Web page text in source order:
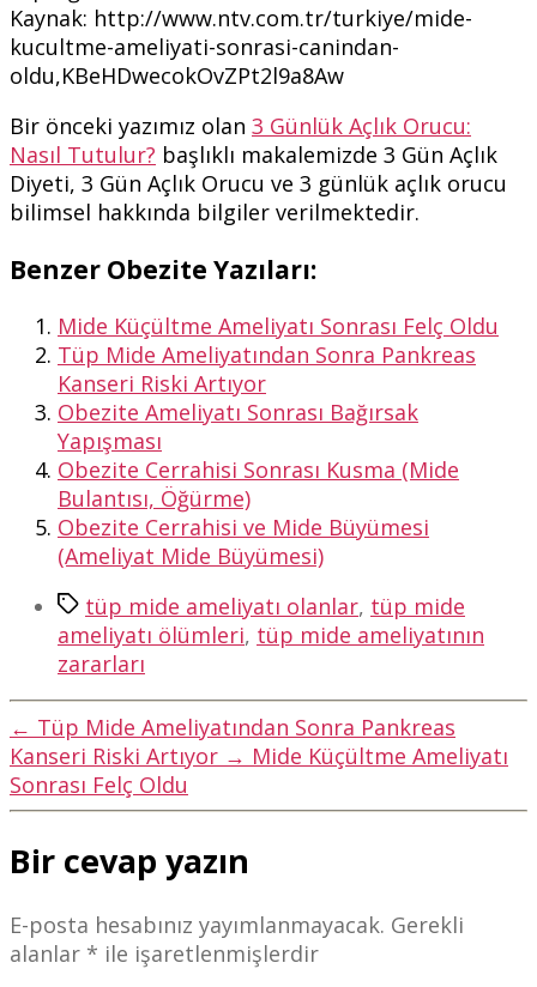
Kaynak: http://www.ntv.com.tr/turkiye/mide-
kucultme-ameliyati-sonrasi-canindan-
oldu,KBeHDwecokOvZPt2l9a8Aw
Bir önceki yazımız olan 3 Günlük Açlık Orucu:
Nasıl Tutulur? başlıklı makalemizde 3 Gün Açlık
Diyeti, 3 Gün Açlık Orucu ve 3 günlük açlık orucu
bilimsel hakkında bilgiler verilmektedir.
Benzer Obezite Yazıları:
Mide Küçültme Ameliyatı Sonrası Felç Oldu
Tüp Mide Ameliyatından Sonra Pankreas
Kanseri Riski Artıyor
Obezite Ameliyatı Sonrası Bağırsak
Yapışması
Obezite Cerrahisi Sonrası Kusma (Mide
Bulantısı, Öğürme)
Obezite Cerrahisi ve Mide Büyümesi
(Ameliyat Mide Büyümesi)
Etiketler
tüp mide ameliyatı olanlar, tüp mide
ameliyatı ölümleri, tüp mide ameliyatının
zararları
← Tüp Mide Ameliyatından Sonra Pankreas
Kanseri Riski Artıyor → Mide Küçültme Ameliyatı
Sonrası Felç Oldu
Bir cevap yazın
E-posta hesabınız yayımlanmayacak. Gerekli
alanlar * ile işaretlenmişlerdir